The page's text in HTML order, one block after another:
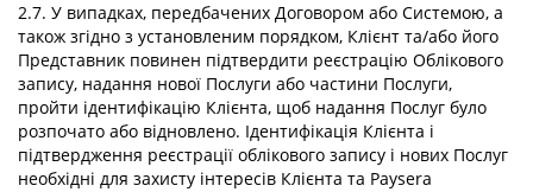
2.7. У випадках, передбачених Договором або Системою, а
також згідно з установленим порядком, Клієнт та/або його
Представник повинен підтвердити реєстрацію Облікового
запису, надання нової Послуги або частини Послуги,
пройти ідентифікацію Клієнта, щоб надання Послуг було
розпочато або відновлено. Ідентифікація Клієнта і
підтвердження реєстрації облікового запису і нових Послуг
необхідні для захисту інтересів Клієнта та Paysera